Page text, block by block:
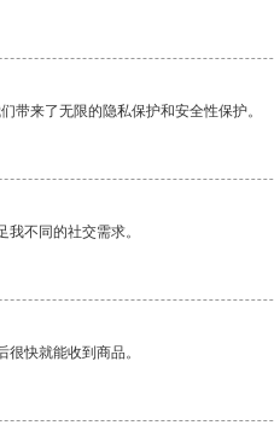
带来了无限的隐私保护和安全性保护。
不同的社交需求。
快就能收到商品。